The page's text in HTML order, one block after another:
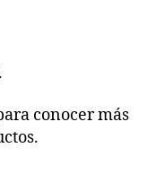
conocer más